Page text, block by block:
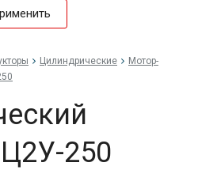
Цилиндрические
Мотор-
250